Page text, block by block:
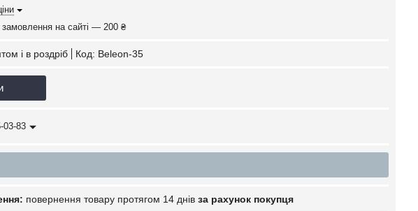
замовлення на сайті — 200 ₴
і в роздріб Код: Beleon-35
03-83
повернення товару протягом 14 днів за рахунок покупця